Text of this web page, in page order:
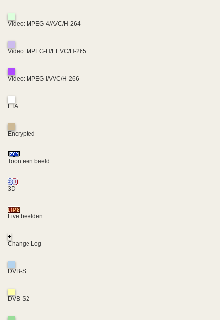
Video: MPEG-4/AVC/H-264
Video: MPEG-H/HEVC/H-265
Video: MPEG-I/VVC/H-266
FTA
Encrypted
Toon een beeld
3D
Live beelden
+
Change Log
DVB-S
DVB-S2